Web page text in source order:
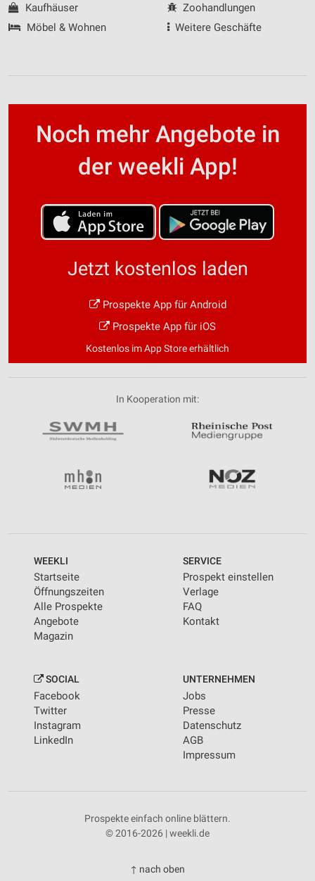
Kaufhäuser
Möbel & Wohnen
Zoohandlungen
Weitere Geschäfte
Noch mehr Angebote in
der weekli App!
Jetzt kostenlos laden
Prospekte App für Android
Prospekte App für iOS
Kostenlos im App Store erhältlich
In Kooperation mit:
WEEKLI
Startseite
Öffnungszeiten
Alle Prospekte
Angebote
Magazin
SERVICE
Prospekt einstellen
Verlage
FAQ
Kontakt
SOCIAL
Facebook
Twitter
Instagram
LinkedIn
UNTERNEHMEN
Jobs
Presse
Datenschutz
AGB
Impressum
Prospekte einfach online blättern.
© 2016-2026 | weekli.de
↑ nach oben